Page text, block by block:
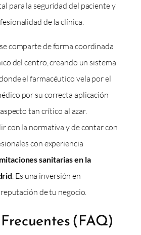
para la seguridad del paciente y
de la clínica.
comparte de forma coordinada
del centro, creando un sistema
el farmacéutico vela por el
por su correcta aplicación
tan crítico al azar.
con la normativa y de contar con
con experiencia
sanitarias en la
. Es una inversión en
de tu negocio.
(FAQ)